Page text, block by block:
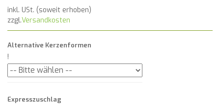
inkl. USt. (soweit erhoben)
zzgl.Versandkosten
Alternative Kerzenformen
!
Expresszuschlag